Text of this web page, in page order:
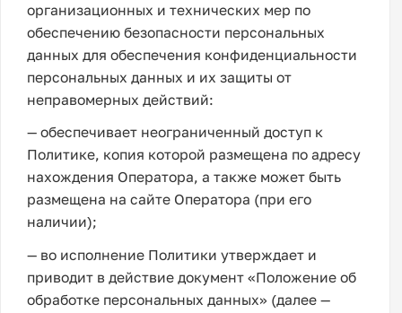
организационных и технических мер по
обеспечению безопасности персональных
данных для обеспечения конфиденциальности
персональных данных и их защиты от
неправомерных действий:
— обеспечивает неограниченный доступ к
Политике, копия которой размещена по адресу
нахождения Оператора, а также может быть
размещена на сайте Оператора (при его
наличии);
— во исполнение Политики утверждает и
приводит в действие документ «Положение об
обработке персональных данных» (далее —